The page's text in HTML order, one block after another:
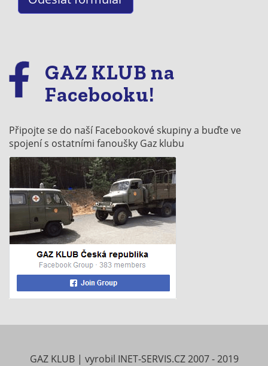
GAZ KLUB na
Facebooku!
Připojte se do naší Facebookové skupiny a buďte ve
spojení s ostatními fanoušky Gaz klubu
GAZ KLUB | vyrobil INET-SERVIS.CZ2007 - 2019